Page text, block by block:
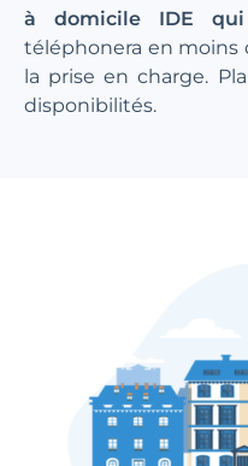
à domicile IDE
téléphonera en moins
la prise en charge.
disponibilités.